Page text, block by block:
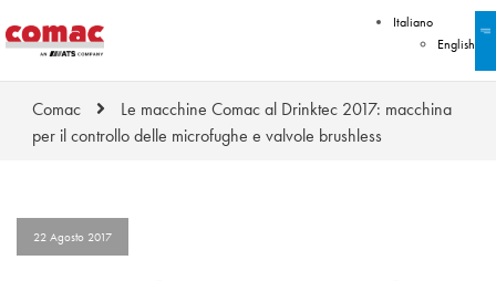
Italiano
English
Comac
Le macchine Comac al Drinktec 2017: macchina
per il controllo delle microfughe e valvole brushless
22 Agosto 2017